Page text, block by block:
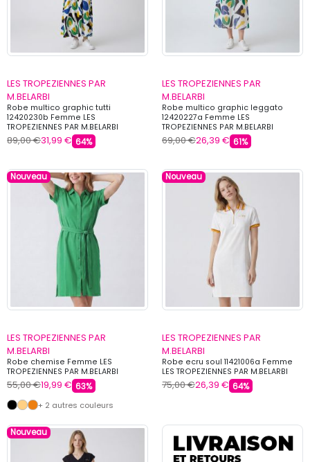
LES TROPEZIENNES PAR
M.BELARBI
Robe multico graphic tutti
12420230b Femme LES
TROPEZIENNES PAR M.BELARBI
89,00 €31,99 € 64%
LES TROPEZIENNES PAR
M.BELARBI
Robe multico graphic leggato
12420227a Femme LES
TROPEZIENNES PAR M.BELARBI
69,00 €26,39 € 61%
Nouveau
LES TROPEZIENNES PAR
M.BELARBI
Robe chemise Femme LES
TROPEZIENNES PAR M.BELARBI
55,00 €19,99 € 63%
+ 2 autres couleurs
Nouveau
LES TROPEZIENNES PAR
M.BELARBI
Robe ecru soul 11421006a Femme
LES TROPEZIENNES PAR M.BELARBI
75,00 €26,39 € 64%
Nouveau